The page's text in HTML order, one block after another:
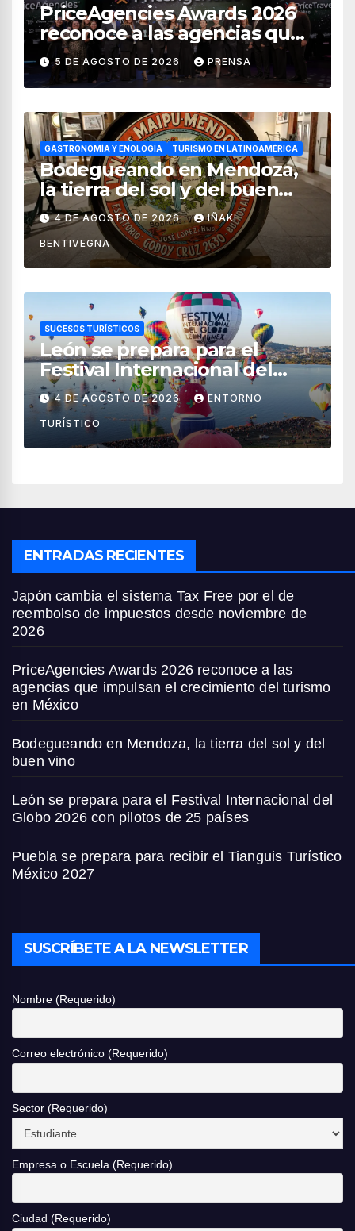
PriceAgencies Awards 2026
reconoce a las agencias que
impulsan el crecimiento del
turismo en México
5 DE AGOSTO DE 2026 PRENSA
GASTRONOMÍA Y ENOLOGÍA TURISMO EN LATINOAMÉRICA
Bodegueando en Mendoza,
la tierra del sol y del buen
vino
4 DE AGOSTO DE 2026 IÑAKI
BENTIVEGNA
SUCESOS TURÍSTICOS
León se prepara para el
Festival Internacional del
Globo 2026 con pilotos de 25
países
4 DE AGOSTO DE 2026 ENTORNO
TURÍSTICO
ENTRADAS RECIENTES
Japón cambia el sistema Tax Free por el de
reembolso de impuestos desde noviembre de
2026
PriceAgencies Awards 2026 reconoce a las
agencias que impulsan el crecimiento del turismo
en México
Bodegueando en Mendoza, la tierra del sol y del
buen vino
León se prepara para el Festival Internacional del
Globo 2026 con pilotos de 25 países
Puebla se prepara para recibir el Tianguis Turístico
México 2027
SUSCRÍBETE A LA NEWSLETTER
Nombre (Requerido)
Correo electrónico (Requerido)
Sector (Requerido)
Empresa o Escuela (Requerido)
Ciudad (Requerido)